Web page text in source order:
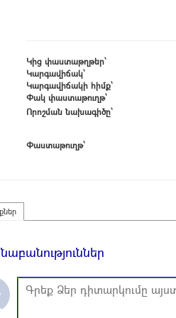
Կից փաստաթղթեր՝
Կարգավիճակ՝
Կարգավիճակի հիմք՝
Փակ փաստաթուղթ՝
Որոշման նախագիծը՝
Փաստաթուղթ՝